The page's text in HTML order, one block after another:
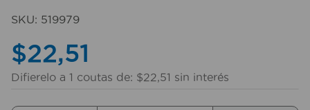
SKU: 519979
$22,51
Difierelo a 1 coutas de: $22,51 sin interés